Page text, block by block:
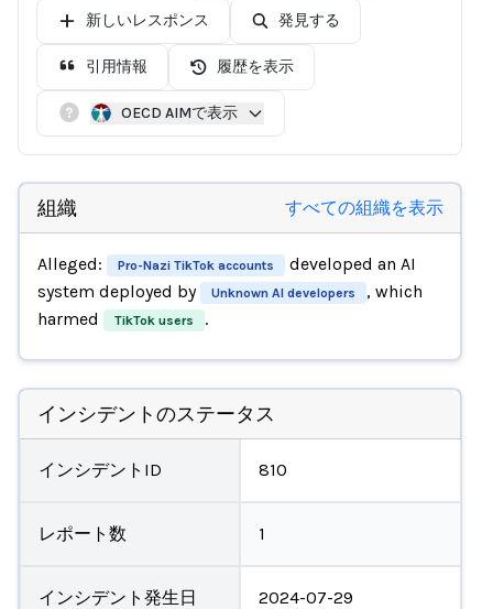
新しいレスポンス 発見する
引用情報 履歴を表示
OECD AIMで表示
組織 すべての組織を表示
Alleged: Pro-Nazi TikTok accounts
developed an AI
system deployed by
Unknown AI developers
, which
harmed
TikTok users .
インシデントのステータス
インシデントID 810
レポート数 1
インシデント発生日 2024-07-29